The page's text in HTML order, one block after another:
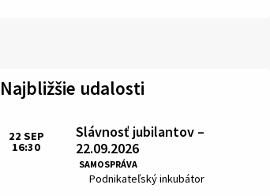
Najbližšie udalosti
Slávnosť jubilantov –
22.09.2026
SAMOSPRÁVA
Miesto:
Podnikateľský inkubátor
Čas:
22 SEP
16:30